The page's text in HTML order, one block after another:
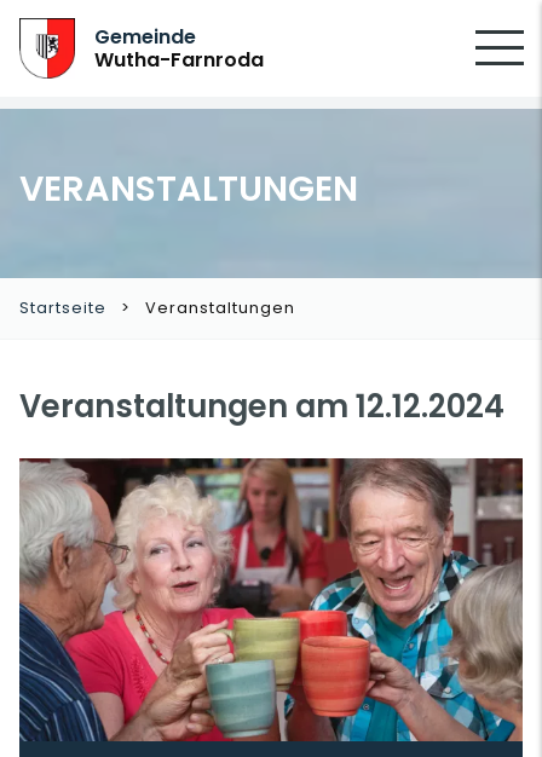
Gemeinde
Wutha-Farnroda
VERANSTALTUNGEN
Startseite Veranstaltungen
Veranstaltungen am 12.12.2024